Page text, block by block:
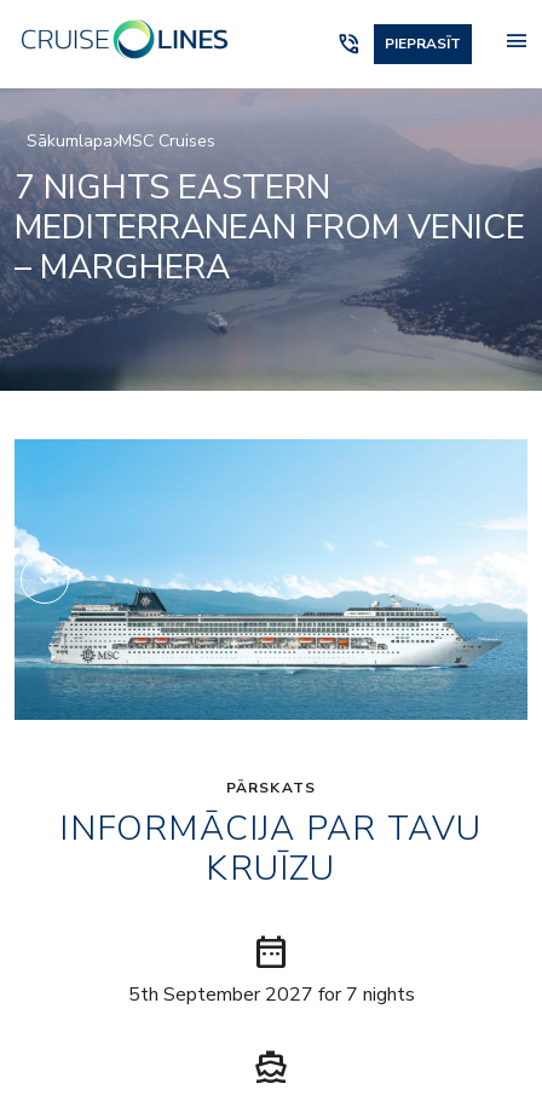
phone_in_talk PIEPRASĪT menu
Sākumlapa MSC Cruises
7 NIGHTS EASTERN
MEDITERRANEAN FROM VENICE
– MARGHERA
PĀRSKATS
INFORMĀCIJA PAR TAVU
KRUĪZU
date_range
5th September 2027 for 7 nights
directions_boat